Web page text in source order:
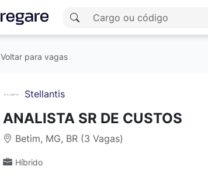
Voltar para vagas
Stellantis
ANALISTA SR DE CUSTOS
Betim, MG, BR (3 Vagas)
Híbrido